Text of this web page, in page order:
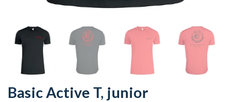
Basic Active T, junior